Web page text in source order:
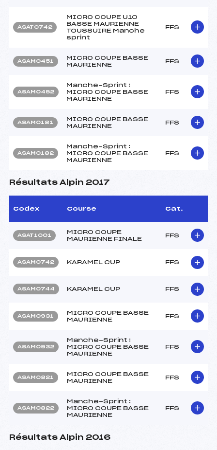
ASAT0742
MICRO COUPE U10
BASSE MAURIENNE
TOUSSUIRE Manche
sprint
FFS
ASAM0451
MICRO COUPE BASSE
MAURIENNE
FFS
ASAM0452
Manche-Sprint :
MICRO COUPE BASSE
MAURIENNE
FFS
ASAM0181
MICRO COUPE BASSE
MAURIENNE
FFS
ASAM0182
Manche-Sprint :
MICRO COUPE BASSE
MAURIENNE
FFS
Résultats Alpin 2017
Codex Course Cat.
ASAT1001
MICRO COUPE
MAURIENNE FINALE
FFS
ASAM0742 KARAMEL CUP FFS
ASAM0744 KARAMEL CUP FFS
ASAM0931
MICRO COUPE BASSE
MAURIENNE
FFS
ASAM0932
Manche-Sprint :
MICRO COUPE BASSE
MAURIENNE
FFS
ASAM0821
MICRO COUPE BASSE
MAURIENNE
FFS
ASAM0822
Manche-Sprint :
MICRO COUPE BASSE
MAURIENNE
FFS
Résultats Alpin 2016